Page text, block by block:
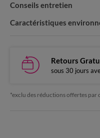
Conseils entretien
Caractéristiques
Retours
sous 30 jours
*exclu des réductions offertes par